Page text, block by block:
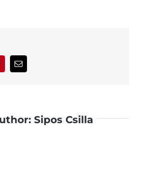
PinterestEmail:
Sipos Csilla